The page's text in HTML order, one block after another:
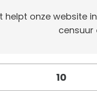
helpt onze website
censuur